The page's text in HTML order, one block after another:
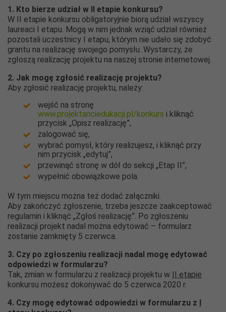
1. Kto bierze udział w II etapie konkursu?
W II etapie konkursu obligatoryjnie biorą udział wszyscy
laureaci I etapu. Mogą w nim jednak wziąć udział również
pozostali uczestnicy I etapu, którym nie udało się zdobyć
grantu na realizację swojego pomysłu. Wystarczy, że
zgłoszą realizację projektu na naszej stronie internetowej.
2. Jak mogę zgłosić realizację projektu?
Aby zgłosić realizację projektu, należy:
wejść na stronę
www.projektanciedukacji.pl/konkurs i kliknąć
przycisk „Opisz realizację”,
zalogować się,
wybrać pomysł, który realizujesz, i kliknąć przy
nim przycisk „edytuj”,
przewinąć stronę w dół do sekcji „Etap II”,
wypełnić obowiązkowe pola.
W tym miejscu można też dodać załączniki.
Aby zakończyć zgłoszenie, trzeba jeszcze zaakceptować
regulamin i kliknąć „Zgłoś realizację”. Po zgłoszeniu
realizacji projekt nadal można edytować – formularz
zostanie zamknięty 5 czerwca.
3. Czy po zgłoszeniu realizacji nadal mogę edytować
odpowiedzi w formularzu?
Tak, zmian w formularzu z realizacji projektu w II etapie
konkursu możesz dokonywać do 5 czerwca 2020 r.
4. Czy mogę edytować odpowiedzi w formularzu z I